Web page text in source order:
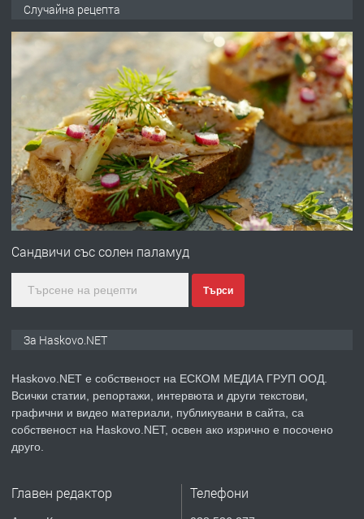
преди 3 дни
№4120 Магазин/Офис под наем в кв.
Любен Каравелов, Хасково-близо до
градската градина!
преди 3 дни
ПРЕДЛАГА
ПРОСТОРЕН ТРИСТАЕН
КУБА
преди 4 дни
ПРЕДЛАГА СГЛОБЯВАНЕ НА МЕБЕЛИ.
Случайна рецепта
Сандвичи със солен паламуд
Търси
За Haskovo.NET
Haskovo.NET е собственост на ЕСКОМ МЕДИА ГРУП ООД.
Всички статии, репортажи, интервюта и други текстови,
графични и видео материали, публикувани в сайта, са
собственост на Haskovo.NET, освен ако изрично е посочено
друго.
Главен редактор Телефони